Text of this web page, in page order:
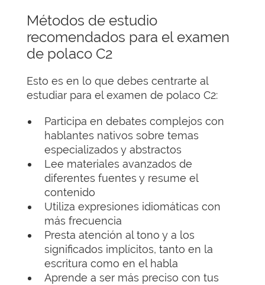
Métodos de estudio
recomendados para el examen
de polaco C2
Esto es en lo que debes centrarte al
estudiar para el examen de polaco C2:
Participa en debates complejos con
hablantes nativos sobre temas
especializados y abstractos
Lee materiales avanzados de
diferentes fuentes y resume el
contenido
Utiliza expresiones idiomáticas con
más frecuencia
Presta atención al tono y a los
significados implícitos, tanto en la
escritura como en el habla
Aprende a ser más preciso con tus